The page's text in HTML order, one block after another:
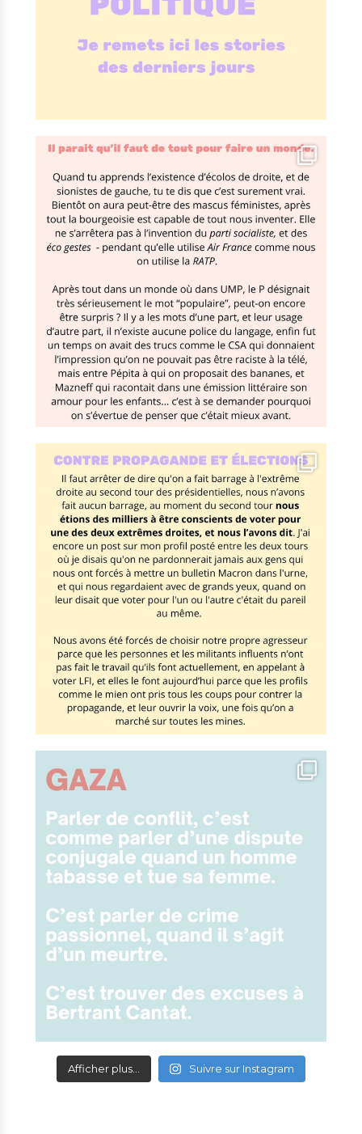
Afficher plus... Suivre sur Instagram